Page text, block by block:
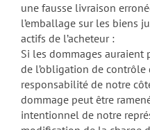
une fausse livraison
l’emballage sur les biens
actifs de l’acheteur :
Si les dommages auraient
de l’obligation de contrôle
responsabilité de notre
dommage peut être
intentionnel de notre